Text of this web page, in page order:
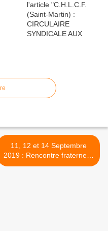
11, 12 et 14 Septembre
2019 : Rencontre fraternelle
entre la CGT Santé et les